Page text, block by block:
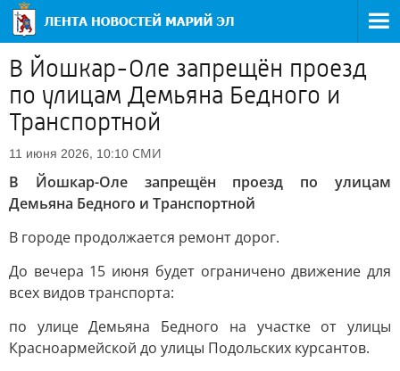
В Йошкар-Оле запрещён проезд
по улицам Демьяна Бедного и
Транспортной
11 июня 2026, 10:10 СМИ
В Йошкар-Оле запрещён проезд по улицам
Демьяна Бедного и Транспортной
В городе продолжается ремонт дорог.
До вечера 15 июня будет ограничено движение для
всех видов транспорта:
по улице Демьяна Бедного на участке от улицы
Красноармейской до улицы Подольских курсантов.